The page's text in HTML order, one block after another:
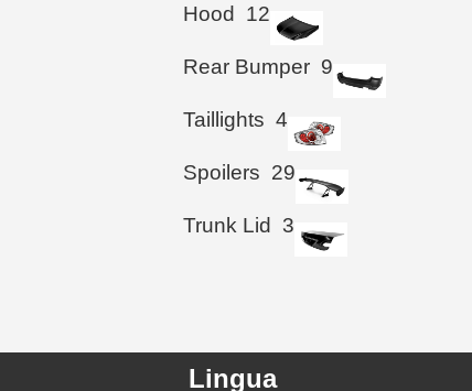
Hood 12
Rear Bumper 9
Taillights 4
Spoilers 29
Trunk Lid 3
Lingua